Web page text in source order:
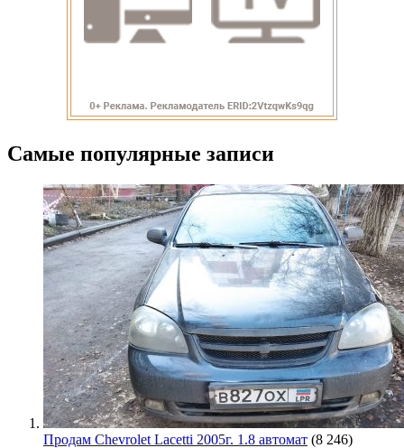
Самые популярные записи
Продам Chevrolet Lacetti 2005г. 1.8 автомат (8 246)